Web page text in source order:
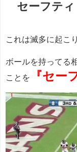
セーフティ
これは滅多に起こ
ボールを持ってる
ことを
『セー